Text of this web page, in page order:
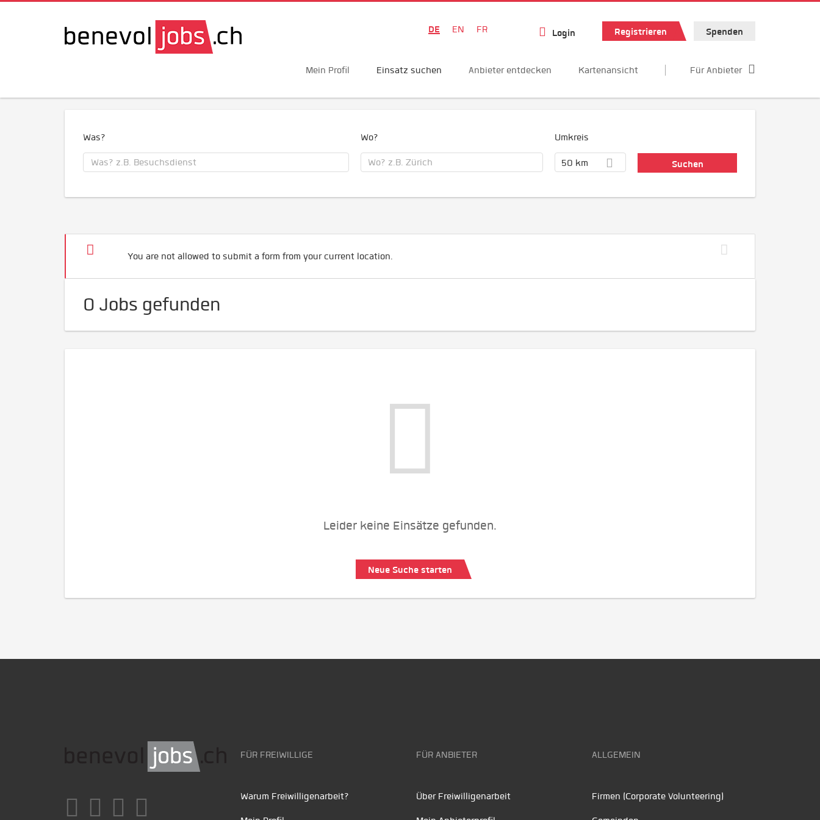
DE EN FR Login Registrieren Spenden
Mein Profil Einsatz suchen Anbieter entdecken Kartenansicht Für Anbieter
Was? Wo? Umkreis
50 km
You are not allowed to submit a form from your current location.
0 Jobs gefunden
Leider keine Einsätze gefunden.
Neue Suche starten
FÜR FREIWILLIGE
Warum Freiwilligenarbeit?
FÜR ANBIETER
Über Freiwilligenarbeit
ALLGEMEIN
Firmen (Corporate Volunteering)